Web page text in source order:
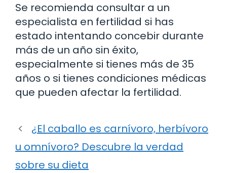
Se recomienda consultar a un
especialista en fertilidad si has
estado intentando concebir durante
más de un año sin éxito,
especialmente si tienes más de 35
años o si tienes condiciones médicas
que pueden afectar la fertilidad.
¿El caballo es carnívoro, herbívoro
u omnívoro? Descubre la verdad
sobre su dieta